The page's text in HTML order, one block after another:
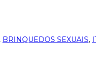
, BRINQUEDOS SEXUAIS,